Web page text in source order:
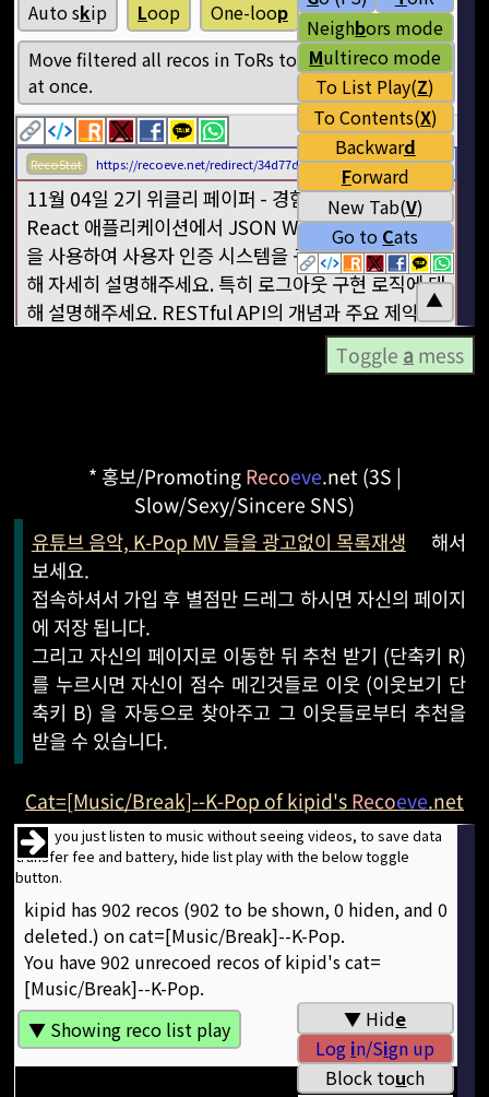
Toggle amess
* 홍보/PromotingRecoeve.net (3S |
Slow/Sexy/Sincere SNS)
유튜브 음악, K-Pop MV 들을 광고없이 목록재생 해서
보세요.
접속하셔서 가입 후 별점만 드레그 하시면 자신의 페이지
에 저장 됩니다.
그리고 자신의 페이지로 이동한 뒤 추천 받기 (단축키 R)
를 누르시면 자신이 점수 메긴것들로 이웃 (이웃보기 단
축키 B) 을 자동으로 찾아주고 그 이웃들로부터 추천을
받을 수 있습니다.
Cat=[Music/Break]--K-Pop of kipid'sRecoeve.net